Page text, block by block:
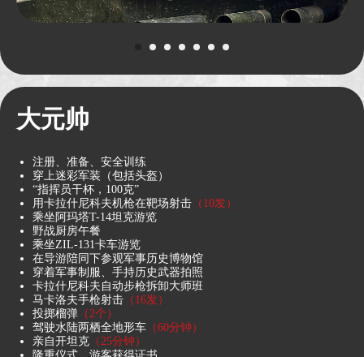
大元帅
注册、准备、安全训练
穿上迷彩军装（包括头盔）
“指挥员干杯，100克”
用卡拉什尼科夫机枪在靶场射击 （10发）
乘坐阿玛塔T-14坦克游览
野战厨房午餐
乘坐ZIL-131卡车游览
在导游陪同下参观军事历史博物馆
穿着军事制服、手持历史武器拍照
卡拉什尼科夫自动步枪拆卸大师班
马卡洛夫手枪射击 （16发）
投掷榴弹 （2个）
驾驶水陆两栖全地形车 （60分钟）
亲自开坦克 （25分钟）
我们的 Bigfoots 可在最艰险的山路和地形
加热座椅和出色的泥地保护，确保您的旅行
的附加项目购买，也可以单独购买